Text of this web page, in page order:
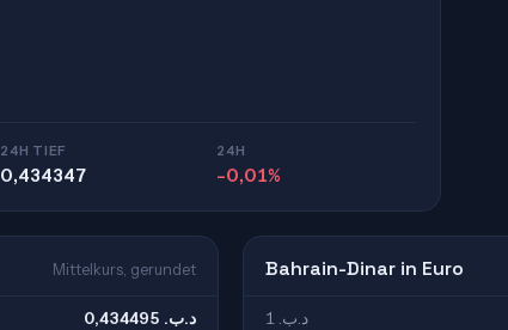
24H TIEF
0,434347
24H
-0,01%
Mittelkurs, gerundet
0,434495 .د.ب
Bahrain-Dinar in Euro
1 .د.ب